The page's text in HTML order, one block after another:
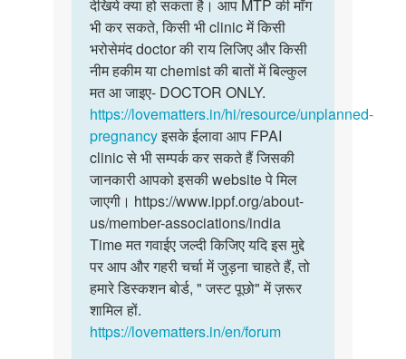
10
दिन…
by
Bharat
Singh
किसी…
देखिये क्या हो सकता है। आप MTP की माँग
भी कर सकते, किसी भी clinic में किसी
भरोसेमंद doctor की राय लिजिए और किसी
नीम हकीम या chemist की बातों में बिल्कुल
मत आ जाइए- DOCTOR ONLY.
https://lovematters.in/hi/resource/unplanned-
pregnancyइसके ईलावा आप FPAI
clinic से भी सम्पर्क कर सकते हैं जिसकी
जानकारी आपको इसकी website पे मिल
जाएगी। https://www.ippf.org/about-
us/member-associations/india
Time मत गवाईए जल्दी किजिए यदि इस मुद्दे
पर आप और गहरी चर्चा में जुड़ना चाहते हैं, तो
हमारे डिस्कशन बोर्ड, " जस्ट पूछो" में ज़रूर
शामिल हों.
https://lovematters.in/en/forum